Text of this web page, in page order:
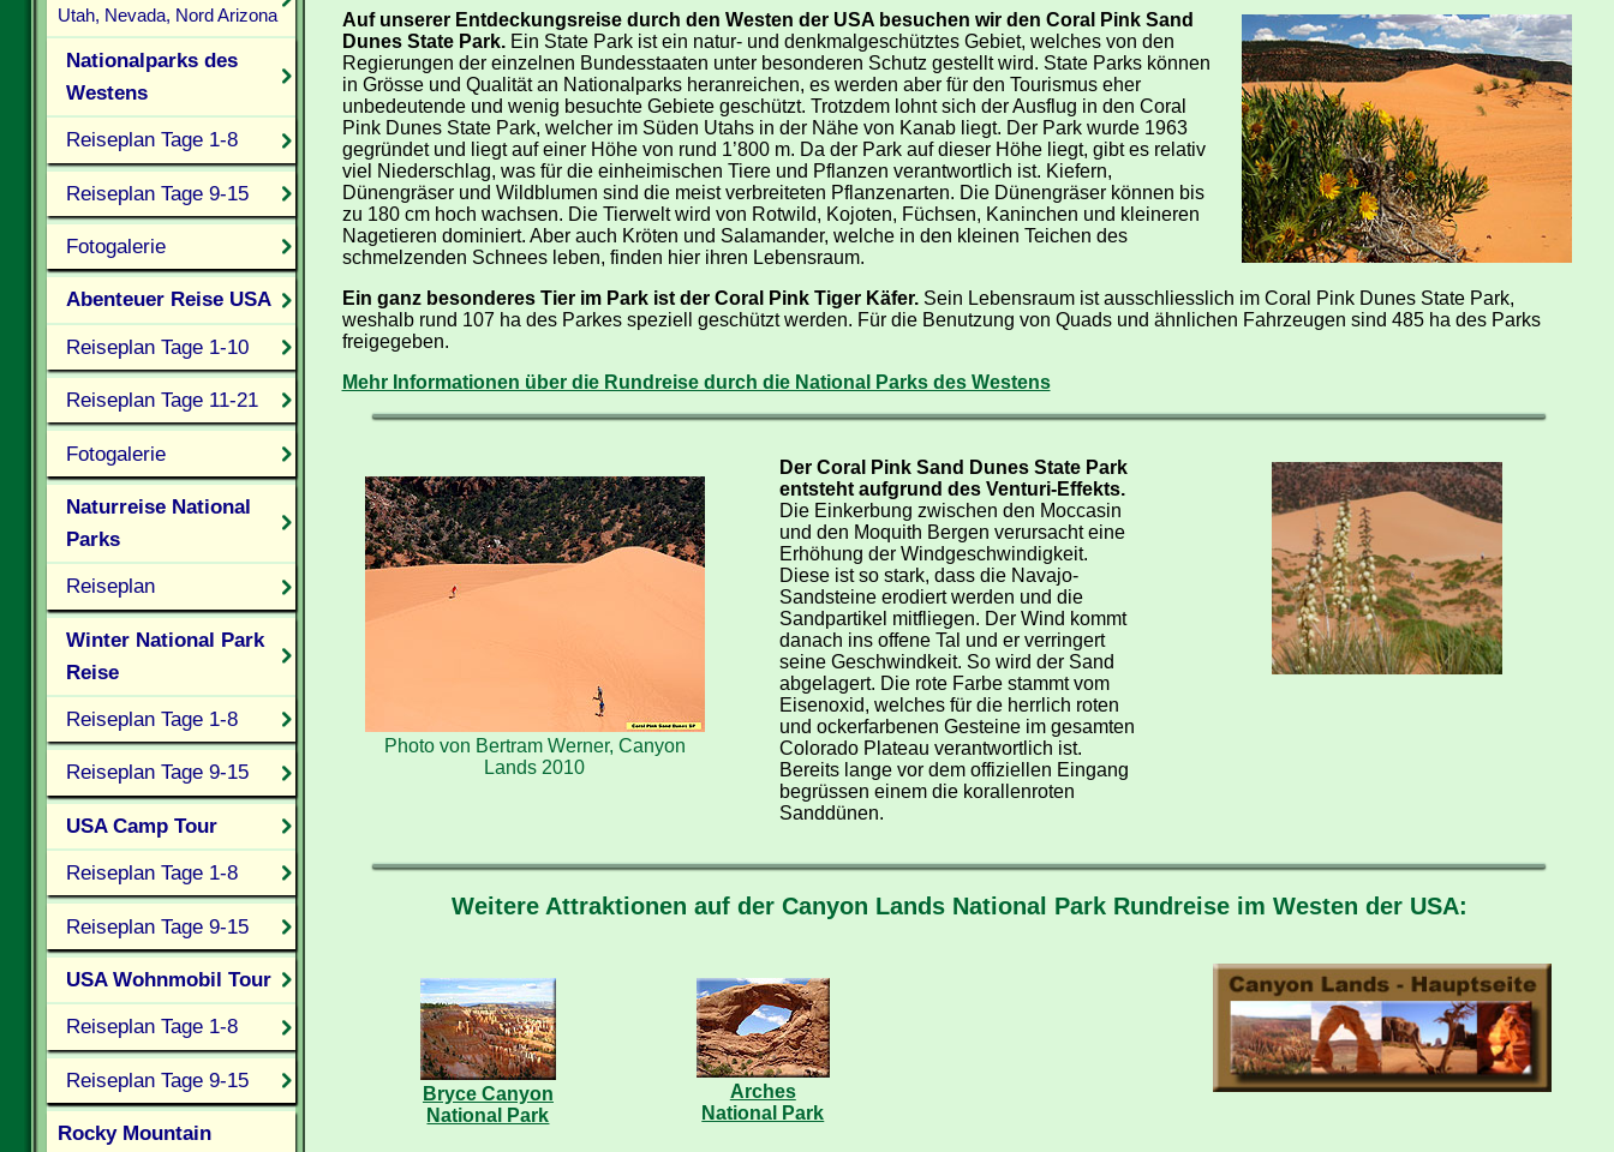
Auf unserer Entdeckungsreise durch den Westen der USA besuchen wir den Coral Pink Sand
Dunes State Park.Ein State Park ist ein natur- und denkmalgeschütztes Gebiet, welches von den
Regierungen der einzelnen Bundesstaaten unter besonderen Schutz gestellt wird. State Parks können
in Grösse und Qualität an Nationalparks heranreichen, es werden aber für den Tourismus eher
unbedeutende und wenig besuchte Gebiete geschützt. Trotzdem lohnt sich der Ausflug in den Coral
Pink Dunes State Park, welcher im Süden Utahs in der Nähe von Kanab liegt. Der Park wurde 1963
gegründet und liegt auf einer Höhe von rund 1’800 m. Da der Park auf dieser Höhe liegt, gibt es relativ
viel Niederschlag, was für die einheimischen Tiere und Pflanzen verantwortlich ist. Kiefern,
Dünengräser und Wildblumen sind die meist verbreiteten Pflanzenarten. Die Dünengräser können bis
zu 180 cm hoch wachsen. Die Tierwelt wird von Rotwild, Kojoten, Füchsen, Kaninchen und kleineren
Nagetieren dominiert. Aber auch Kröten und Salamander, welche in den kleinen Teichen des
schmelzenden Schnees leben, finden hier ihren Lebensraum.
Ein ganz besonderes Tier im Park ist der Coral Pink Tiger Käfer.Sein Lebensraum ist ausschliesslich im Coral Pink Dunes State Park,
weshalb rund 107 ha des Parkes speziell geschützt werden. Für die Benutzung von Quads und ähnlichen Fahrzeugen sind 485 ha des Parks
freigegeben.
Mehr Informationen über die Rundreise durch die National Parks des Westens
Photo von Bertram Werner, Canyon
Lands 2010
Der Coral Pink Sand Dunes State Park
entsteht aufgrund des Venturi-Effekts.
Die Einkerbung zwischen den Moccasin
und den Moquith Bergen verursacht eine
Erhöhung der Windgeschwindigkeit.
Diese ist so stark, dass die Navajo-
Sandsteine erodiert werden und die
Sandpartikel mitfliegen. Der Wind kommt
danach ins offene Tal und er verringert
seine Geschwindkeit. So wird der Sand
abgelagert. Die rote Farbe stammt vom
Eisenoxid, welches für die herrlich roten
und ockerfarbenen Gesteine im gesamten
Colorado Plateau verantwortlich ist.
Bereits lange vor dem offiziellen Eingang
begrüssen einem die korallenroten
Sanddünen.
Weitere Attraktionen auf der Canyon Lands National Park Rundreise im Westen der USA:
Bryce Canyon
National Park
Arches
National Park
Utah, Nevada, Nord Arizona
Nationalparks des
Westens
Reiseplan Tage 1-8
Reiseplan Tage 9-15
Fotogalerie
Abenteuer Reise USA
Reiseplan Tage 1-10
Reiseplan Tage 11-21
Fotogalerie
Naturreise National
Parks
Reiseplan
Winter National Park
Reise
Reiseplan Tage 1-8
Reiseplan Tage 9-15
USA Camp Tour
Reiseplan Tage 1-8
Reiseplan Tage 9-15
USA Wohnmobil Tour
Reiseplan Tage 1-8
Reiseplan Tage 9-15
Rocky Mountain